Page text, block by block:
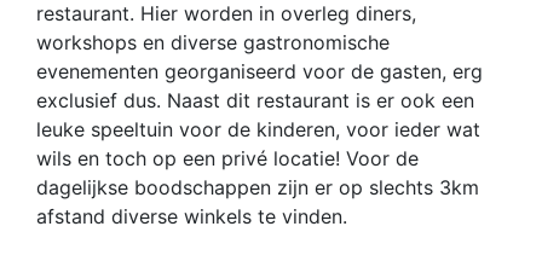
restaurant. Hier worden in overleg diners,
workshops en diverse gastronomische
evenementen georganiseerd voor de gasten, erg
exclusief dus. Naast dit restaurant is er ook een
leuke speeltuin voor de kinderen, voor ieder wat
wils en toch op een privé locatie! Voor de
dagelijkse boodschappen zijn er op slechts 3km
afstand diverse winkels te vinden.